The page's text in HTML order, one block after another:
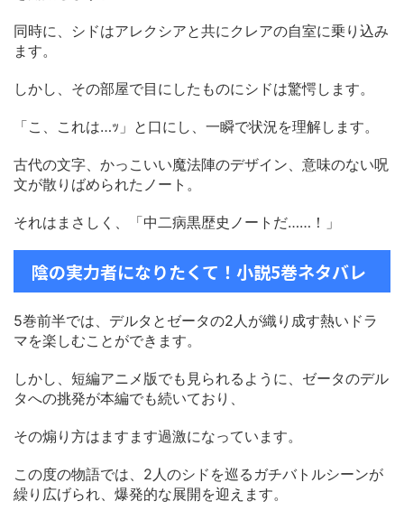
同時に、シドはアレクシアと共にクレアの自室に乗り込み
ます。
しかし、その部屋で目にしたものにシドは驚愕します。
「こ、これは…ｯ」と口にし、一瞬で状況を理解します。
古代の文字、かっこいい魔法陣のデザイン、意味のない呪
文が散りばめられたノート。
それはまさしく、「中二病黒歴史ノートだ……！」
陰の実力者になりたくて！小説5巻ネタバレ
5巻前半では、デルタとゼータの2人が織り成す熱いドラ
マを楽しむことができます。
しかし、短編アニメ版でも見られるように、ゼータのデル
タへの挑発が本編でも続いており、
その煽り方はますます過激になっています。
この度の物語では、2人のシドを巡るガチバトルシーンが
繰り広げられ、爆発的な展開を迎えます。